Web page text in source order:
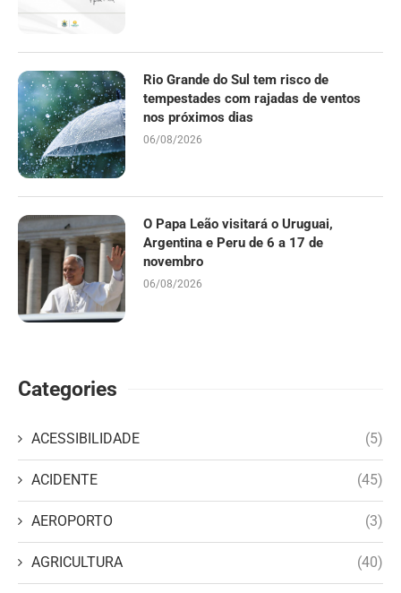
Rio Grande do Sul tem risco de
tempestades com rajadas de ventos
nos próximos dias
06/08/2026
O Papa Leão visitará o Uruguai,
Argentina e Peru de 6 a 17 de
novembro
06/08/2026
Categories
ACESSIBILIDADE (5)
ACIDENTE (45)
AEROPORTO (3)
AGRICULTURA (40)